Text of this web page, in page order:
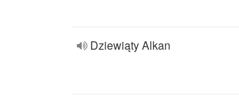
Dziewiąty Alkan